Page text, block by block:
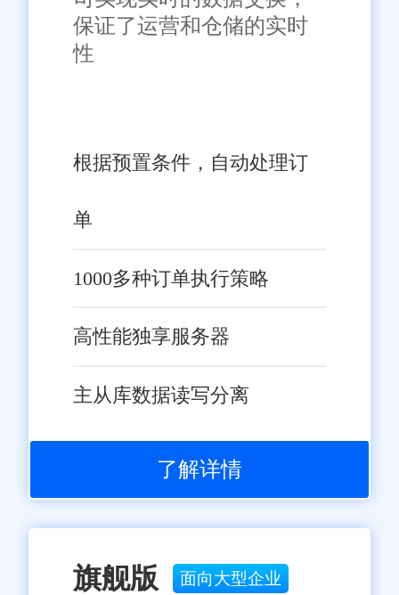
保证了运营和仓储的实时
性
根据预置条件，自动处理订
单
1000多种订单执行策略
高性能独享服务器
主从库数据读写分离
了解详情
旗舰版 面向大型企业